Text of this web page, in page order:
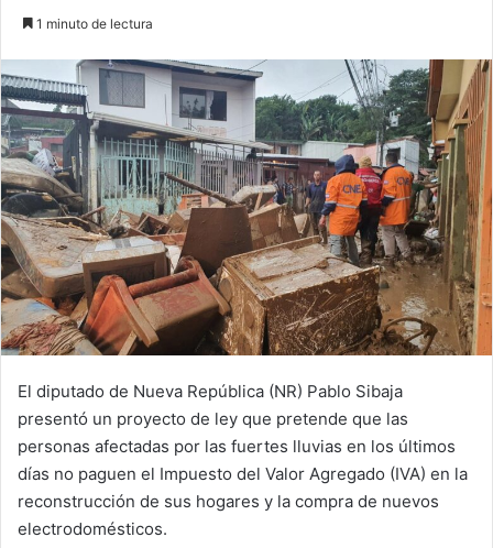
1 minuto de lectura
El diputado de Nueva República (NR) Pablo Sibaja
presentó un proyecto de ley que pretende que las
personas afectadas por las fuertes lluvias en los últimos
días no paguen el Impuesto del Valor Agregado (IVA) en la
reconstrucción de sus hogares y la compra de nuevos
electrodomésticos.